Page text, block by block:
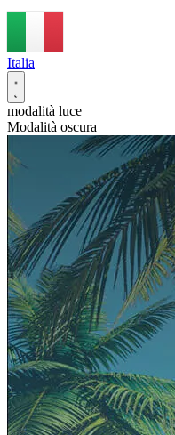
Italia
modalità luce
Modalità oscura